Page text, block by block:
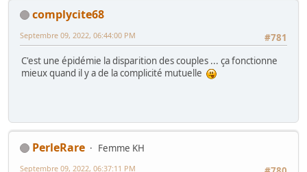
complycite68
#781
Septembre 09, 2022, 06:44:00 PM
C'est une épidémie la disparition des couples ... ça fonctionne
mieux quand il y a de la complicité mutuelle
PerleRare
Femme KH
Septembre 09, 2022, 06:37:11 PM